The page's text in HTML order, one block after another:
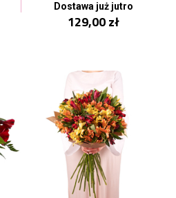
Dostawa już jutro
129,00 zł